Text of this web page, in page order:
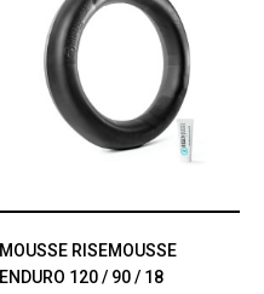
MOUSSE RISEMOUSSE
ENDURO 120 / 90 / 18